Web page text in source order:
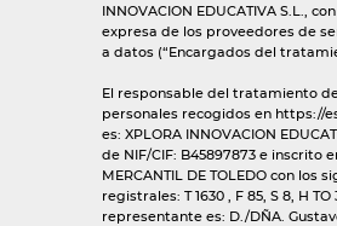
INNOVACION EDUCATIVA S.L.,
expresa de los proveedores de
a datos (“Encargados del
El responsable del tratamiento
personales recogidos en https://
es: XPLORA INNOVACION
de NIF/CIF: B45897873 e inscrito
MERCANTIL DE TOLEDO con los
registrales: T 1630 , F 85, S 8, H
representante es: D./DÑA.